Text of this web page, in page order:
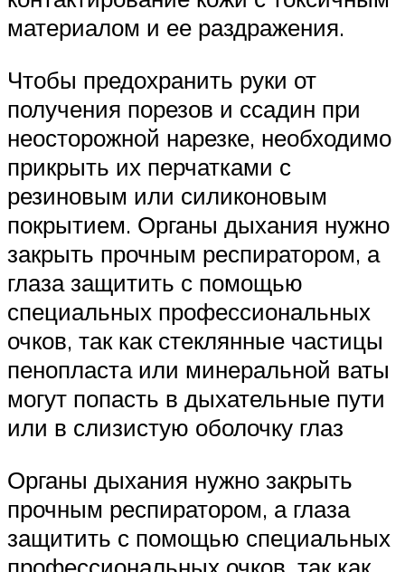
материалом и ее раздражения.
Чтобы предохранить руки от
получения порезов и ссадин при
неосторожной нарезке, необходимо
прикрыть их перчатками с
резиновым или силиконовым
покрытием. Органы дыхания нужно
закрыть прочным респиратором, а
глаза защитить с помощью
специальных профессиональных
очков, так как стеклянные частицы
пенопласта или минеральной ваты
могут попасть в дыхательные пути
или в слизистую оболочку глаз
Органы дыхания нужно закрыть
прочным респиратором, а глаза
защитить с помощью специальных
профессиональных очков, так как